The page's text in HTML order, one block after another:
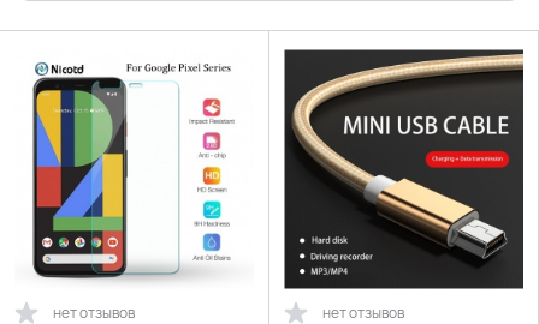
нет отзывов нет отзывов